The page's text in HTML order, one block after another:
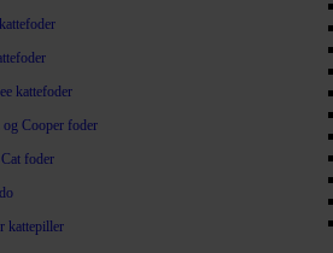
kattefoder
og Cooper foder
foder
kattepiller